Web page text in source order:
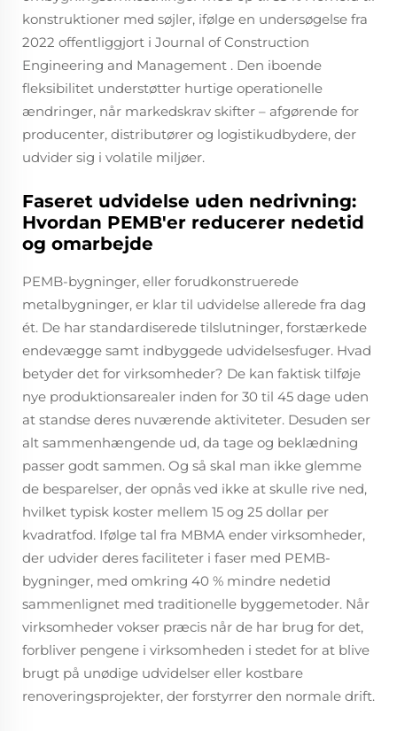
konstruktioner med søjler, ifølge en undersøgelse fra
2022 offentliggjort i Journal of Construction
Engineering and Management . Den iboende
fleksibilitet understøtter hurtige operationelle
ændringer, når markedskrav skifter – afgørende for
producenter, distributører og logistikudbydere, der
udvider sig i volatile miljøer.
Faseret udvidelse uden nedrivning:
Hvordan PEMB'er reducerer nedetid
og omarbejde
PEMB-bygninger, eller forudkonstruerede
metalbygninger, er klar til udvidelse allerede fra dag
ét. De har standardiserede tilslutninger, forstærkede
endevægge samt indbyggede udvidelsesfuger. Hvad
betyder det for virksomheder? De kan faktisk tilføje
nye produktionsarealer inden for 30 til 45 dage uden
at standse deres nuværende aktiviteter. Desuden ser
alt sammenhængende ud, da tage og beklædning
passer godt sammen. Og så skal man ikke glemme
de besparelser, der opnås ved ikke at skulle rive ned,
hvilket typisk koster mellem 15 og 25 dollar per
kvadratfod. Ifølge tal fra MBMA ender virksomheder,
der udvider deres faciliteter i faser med PEMB-
bygninger, med omkring 40 % mindre nedetid
sammenlignet med traditionelle byggemetoder. Når
virksomheder vokser præcis når de har brug for det,
forbliver pengene i virksomheden i stedet for at blive
brugt på unødige udvidelser eller kostbare
renoveringsprojekter, der forstyrrer den normale drift.